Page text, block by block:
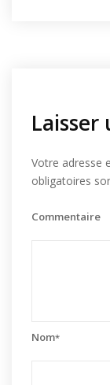
Laisser
Votre adresse
obligatoires
Commentaire
Nom*